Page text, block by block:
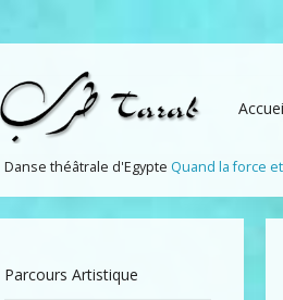
Danse théâtrale d'Egypte Quand la force
Parcours Artistique